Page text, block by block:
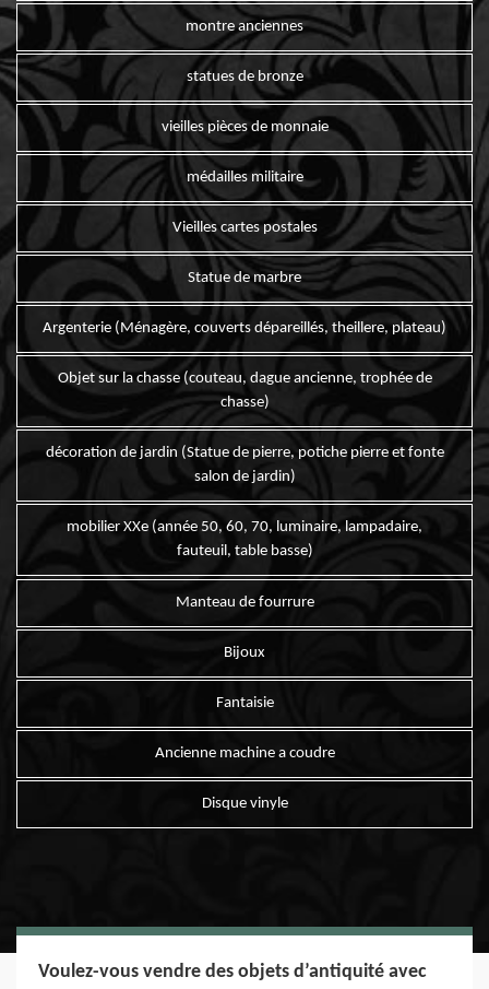
montre anciennes
statues de bronze
vieilles pièces de monnaie
médailles militaire
Vieilles cartes postales
Statue de marbre
Argenterie (Ménagère, couverts dépareillés, theillere, plateau)
Objet sur la chasse (couteau, dague ancienne, trophée de
chasse)
décoration de jardin (Statue de pierre, potiche pierre et fonte
salon de jardin)
mobilier XXe (année 50, 60, 70, luminaire, lampadaire,
fauteuil, table basse)
Manteau de fourrure
Bijoux
Fantaisie
Ancienne machine a coudre
Disque vinyle
Voulez-vous vendre des objets d’antiquité avec